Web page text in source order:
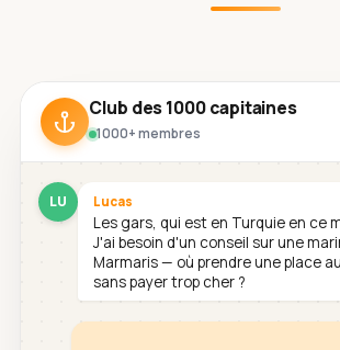
Club des 1000 capitaines
1000+ membres
LU Lucas
Les gars, qui est en Turquie en ce
J'ai besoin d'un conseil sur une
Marmaris — où prendre une place
sans payer trop cher ?